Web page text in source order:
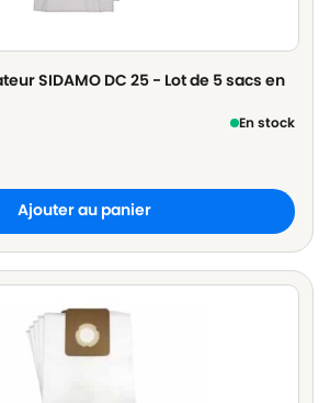
SIDAMO DC 25 - Lot de 5 sacs en
En stock
Ajouter au panier